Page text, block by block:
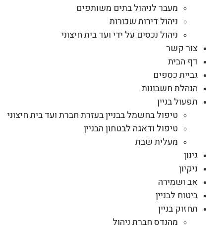
מעבר לניהול בתים משותפים
ניהול דירות שכורות
ניהול נכסים על ידי ועד בית חיצוני
צור קשר
דף הבית
גביית כספים
הנהלת חשבונות
תפעול בניין
טיפול בחשמל בבניין בעזרת חברת ועד בית חיצוני
טיפול ודאגה לבטחון הבניין
מעלית שבת
גינון
ניקיון
אב ושמירה
ביטוח לבניין
תחזוק בניין
מהנדס חברת ניהול